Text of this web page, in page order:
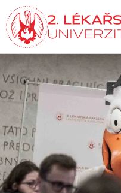
Přejít
k hlavnímu
obsahu